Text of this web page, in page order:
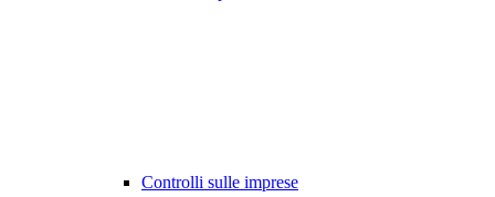
Controlli sulle imprese